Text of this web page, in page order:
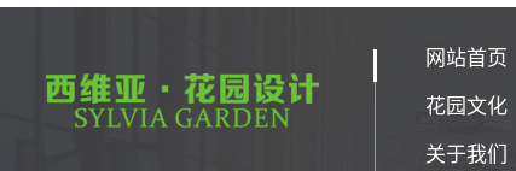
网站首页
花园文化
关于我们